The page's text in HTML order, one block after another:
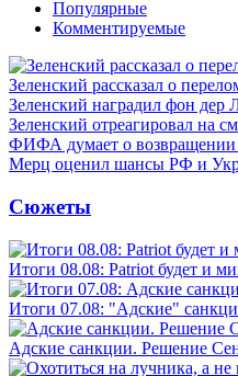
Популярные
Комментируемые
Зеленский рассказал о
Зеленский наградил фон
Зеленский отреагировал на
ФИФА думает о
Мерц оценил шансы РФ и
Сюжеты
Итоги 08.08: Patriot будет и
Итоги 07.08: "Адские"
Адские санкции. Решение